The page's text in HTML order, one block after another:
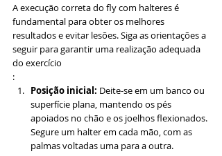
A execução correta do fly com halteres é
fundamental para obter os melhores
resultados e evitar lesões. Siga as orientações a
seguir para garantir uma realização adequada
do exercício
:
Posição inicial: Deite-se em um banco ou
superfície plana, mantendo os pés
apoiados no chão e os joelhos flexionados.
Segure um halter em cada mão, com as
palmas voltadas uma para a outra.